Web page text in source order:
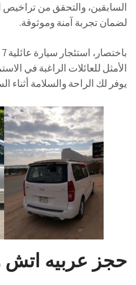
السابقين، والتحقق من تراخيص
لضمان تجربة آمنة وموثوقة.
الأمثل للعائلات الراغبة في
يوفر لك الراحة والسلامة أثناء
حجز عربيه اتش